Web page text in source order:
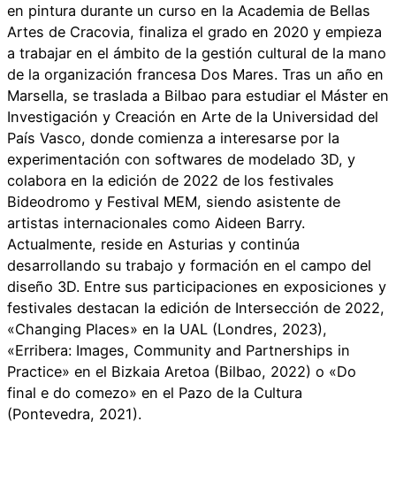
en pintura durante un curso en la Academia de Bellas
Artes de Cracovia, finaliza el grado en 2020 y empieza
a trabajar en el ámbito de la gestión cultural de la mano
de la organización francesa Dos Mares. Tras un año en
Marsella, se traslada a Bilbao para estudiar el Máster en
Investigación y Creación en Arte de la Universidad del
País Vasco, donde comienza a interesarse por la
experimentación con softwares de modelado 3D, y
colabora en la edición de 2022 de los festivales
Bideodromo y Festival MEM, siendo asistente de
artistas internacionales como Aideen Barry.
Actualmente, reside en Asturias y continúa
desarrollando su trabajo y formación en el campo del
diseño 3D. Entre sus participaciones en exposiciones y
festivales destacan la edición de Intersección de 2022,
«Changing Places» en la UAL (Londres, 2023),
«Erribera: Images, Community and Partnerships in
Practice» en el Bizkaia Aretoa (Bilbao, 2022) o «Do
final e do comezo» en el Pazo de la Cultura
(Pontevedra, 2021).